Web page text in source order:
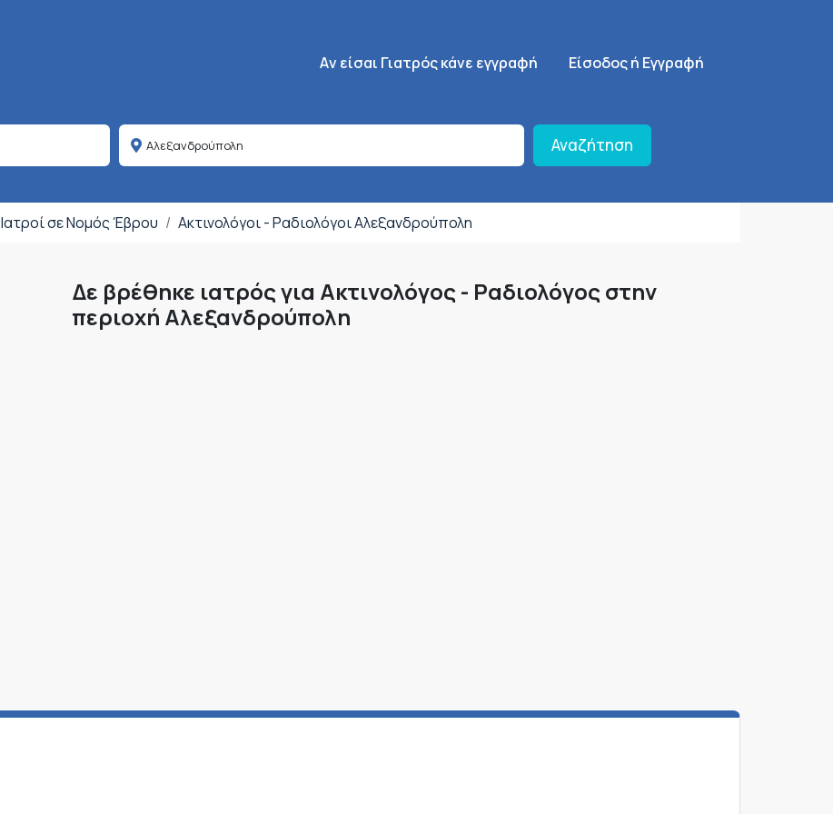
Κεντρική πλοήγηση
Aν είσαι Γιατρός κάνε εγγραφή SignUp Menu
Είσοδος ή Εγγραφή
Αναζήτηση
Ιατροί σε Νομός Έβρου Ακτινολόγοι - Ραδιολόγοι Αλεξανδρούπολη
Δε βρέθηκε ιατρός για Ακτινολόγος - Ραδιολόγος στην
περιοχή Αλεξανδρούπολη